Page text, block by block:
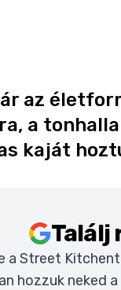
az
a
kaját
Találj
a Street
hozzuk neked